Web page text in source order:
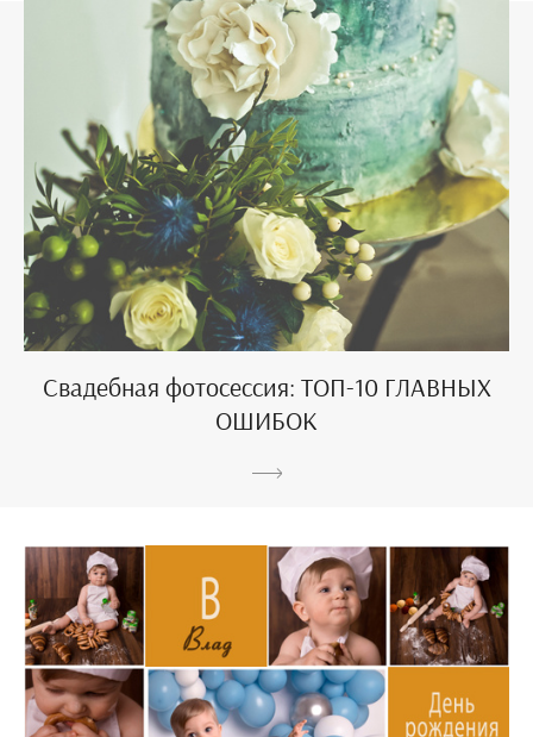
Свадебная фотосессия: ТОП-10 ГЛАВНЫХ
ОШИБОК